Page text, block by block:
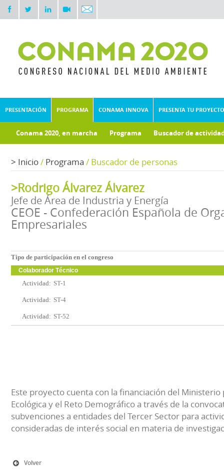
PRESENTACIÓN PROGRAMA CONAMA INNOVA PRESENTA TU PROYECTO
Conama 2020, en marcha Programa Buscador de
> Inicio/ Programa / Buscador de personas
>Rodrigo Álvarez Álvarez
Jefe de Área de Industria y Energía
CEOE - Confederación Española de
Empresariales
Tipo de participación en el congreso
Colaborador Técnico
Actividad: ST-1
Actividad: ST-4
Actividad: ST-52
Este proyecto cuenta con la financiación del Ministerio
Ecológica y el Reto Demográfico a través de la
subvenciones a entidades del Tercer Sector para
consideradas de interés social en materia de
Volver